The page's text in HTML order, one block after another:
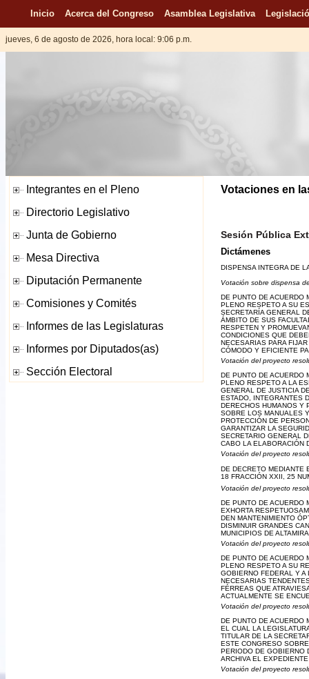
Inicio Acerca del Congreso Asamblea Legislativa
jueves, 6 de agosto de 2026, hora local: 9:06 p.m.
Votaciones en
Sesión Pública
Dictámenes
DISPENSA INTEGRA DE
Votación sobre dispensa
DE PUNTO DE ACUERDO
PLENO RESPETO A SU
SECRETARÍA GENERAL
ÁMBITO DE SUS
RESPETEN Y
CONDICIONES QUE
NECESARIAS PARA
CÓMODO Y EFICIENTE
Votación del proyecto
DE PUNTO DE ACUERDO
PLENO RESPETO A LA
GENERAL DE JUSTICIA
ESTADO, INTEGRANTES
DERECHOS HUMANOS Y
SOBRE LOS MANUALES
PROTECCIÓN DE
GARANTIZAR LA
SECRETARIO GENERAL
CABO LA ELABORACIÓN
Votación del proyecto
DE DECRETO MEDIANTE
18 FRACCIÓN XXII, 25
Votación del proyecto
DE PUNTO DE ACUERDO
EXHORTA
DEN MANTENIMIENTO
DISMINUIR GRANDES
MUNICIPIOS DE
Votación del proyecto
DE PUNTO DE ACUERDO
PLENO RESPETO A SU
GOBIERNO FEDERAL Y A
NECESARIAS
FÉRREAS QUE
ACTUALMENTE SE
Votación del proyecto
DE PUNTO DE ACUERDO
EL CUAL LA
TITULAR DE LA
ESTE CONGRESO
PERIODO DE GOBIERNO
ARCHIVA EL
Votación del proyecto